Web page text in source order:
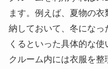
ます。例えば、夏物の
納しておいて、冬になっ
くるといった具体的な
クルーム内には衣服を